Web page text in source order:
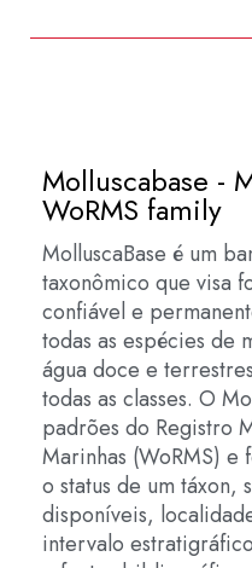
Molluscabase -
WoRMS family
MolluscaBase é um
taxonômico que visa
confiável e
todas as espécies de
água doce e
todas as classes. O
padrões do Registro
Marinhas (WoRMS)
o status de um táxon,
disponíveis,
intervalo